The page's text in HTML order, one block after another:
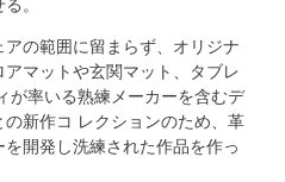
。
の範囲に留まらず、オリジナ
マットや玄関マット、タブレ
が率いる熟練メーカーを含むデ
新作コ レクションのため、革
開発し洗練された作品を作っ